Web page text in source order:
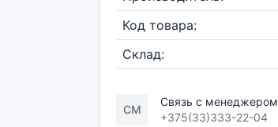
Код товара:
Склад:
СМ
Связь с менеджером
+375(33)333-22-04